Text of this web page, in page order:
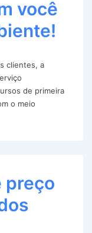
você
clientes, a
de primeira
o meio
preço